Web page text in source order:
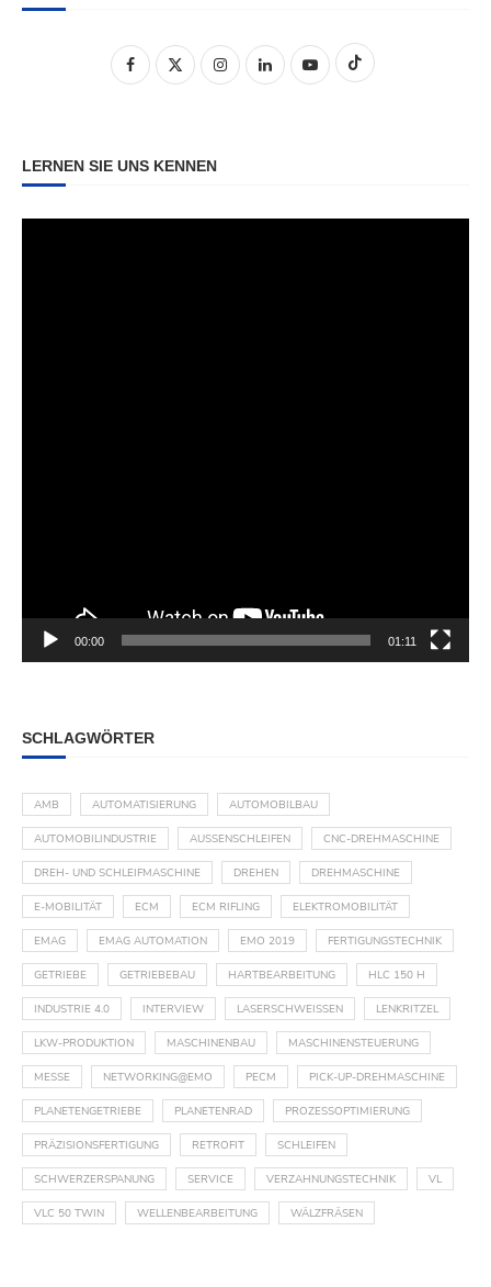
LERNEN SIE UNS KENNEN
00:00 01:11
SCHLAGWÖRTER
AMB AUTOMATISIERUNG AUTOMOBILBAU
AUTOMOBILINDUSTRIE AUSSENSCHLEIFEN CNC-DREHMASCHINE
DREH- UND SCHLEIFMASCHINE DREHEN DREHMASCHINE
E-MOBILITÄT ECM ECM RIFLING ELEKTROMOBILITÄT
EMAG EMAG AUTOMATION EMO 2019 FERTIGUNGSTECHNIK
GETRIEBE GETRIEBEBAU HARTBEARBEITUNG HLC 150 H
INDUSTRIE 4.0 INTERVIEW LASERSCHWEISSEN LENKRITZEL
LKW-PRODUKTION MASCHINENBAU MASCHINENSTEUERUNG
MESSE NETWORKING@EMO PECM PICK-UP-DREHMASCHINE
PLANETENGETRIEBE PLANETENRAD PROZESSOPTIMIERUNG
PRÄZISIONSFERTIGUNG RETROFIT SCHLEIFEN
SCHWERZERSPANUNG SERVICE VERZAHNUNGSTECHNIK VL
VLC 50 TWIN WELLENBEARBEITUNG WÄLZFRÄSEN